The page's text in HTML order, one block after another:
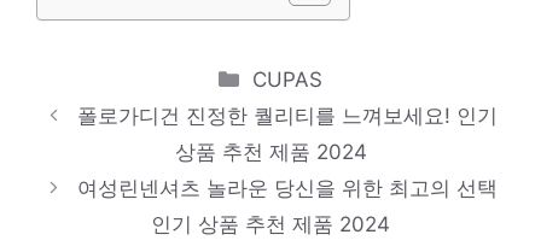
h라인스커트
품 2024
랩스커트
기분 좋아지는, 당신만의 제품 인기 상품 추
천 제품 2024
Categories
CUPAS
폴로가디건 진정한 퀄리티를 느껴보세요! 인기
상품 추천 제품 2024
여성린넨셔츠 놀라운 당신을 위한 최고의 선택
인기 상품 추천 제품 2024